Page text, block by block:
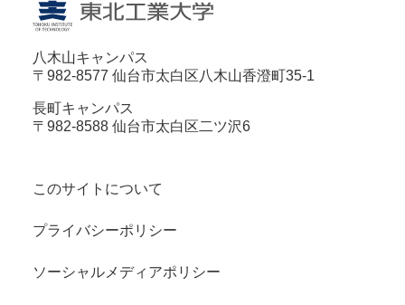
八木山キャンパス
〒982-8577 仙台市太白区八木山香澄町35-1
長町キャンパス
〒982-8588 仙台市太白区二ツ沢6
このサイトについて
プライバシーポリシー
ソーシャルメディアポリシー